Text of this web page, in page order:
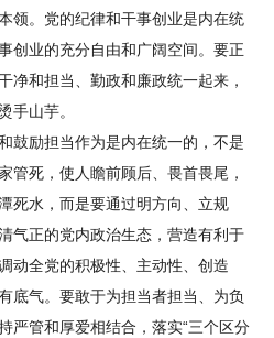
养
党
建
学
期
领。党的纪律和干事创业是内在统
创业的充分自由和广阔空间。要正
净和担当、勤政和廉政统一起来，
手山芋。
鼓励担当作为是内在统一的，不是
管死，使人瞻前顾后、畏首畏尾，
死水，而是要通过明方向、立规
气正的党内政治生态，营造有利于
动全党的积极性、主动性、创造
底气。要敢于为担当者担当、为负
严管和厚爱相结合，落实“三个区分